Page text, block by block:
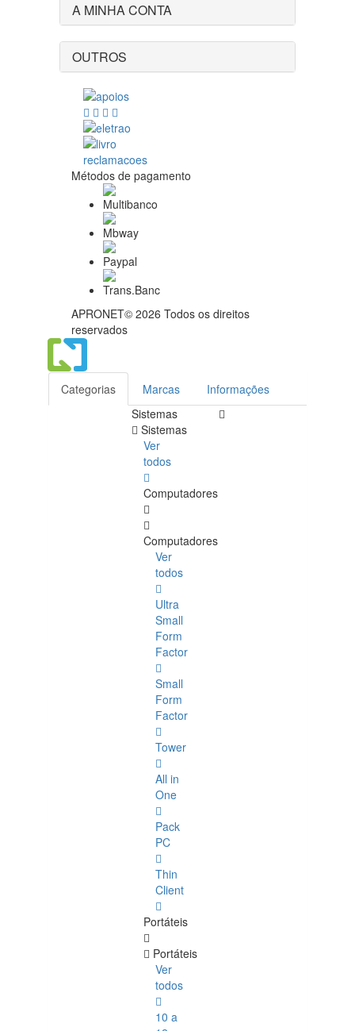
A MINHA CONTA
OUTROS
Métodos de pagamento
APRONET© 2026 Todos os direitos
reservados
Categorias Marcas
Informações
Sistemas
Sistemas
Ver
todos
Computadores
Computadores
Ver
todos
Ultra
Small
Form
Factor
Small
Form
Factor
Tower
All in
One
Pack
PC
Thin
Client
Portáteis
Portáteis
Ver
todos
10 a